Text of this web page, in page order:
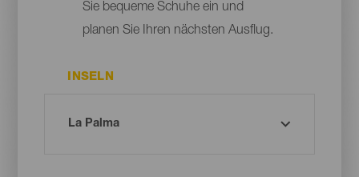
Sie bequeme Schuhe ein und
planen Sie Ihren nächsten Ausflug.
INSELN